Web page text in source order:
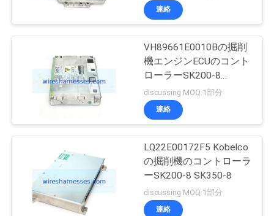
行
理
掘削機のスロット
ル モーター
ショベルソレノイ
ドバルブ
15
連絡
VH89661E0010Bの掘削
機エンジンECUのコント
ローラーSK200-8
SK350-8
discussing MOQ:1部分
連絡
LQ22E00172F5 Kobelco
の掘削機のコントローラ
ーSK200-8 SK350-8
discussing MOQ:1部分
連絡